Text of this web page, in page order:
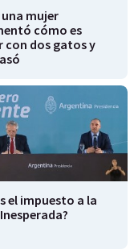
mujer
cómo es
con dos gatos y
el impuesto a la